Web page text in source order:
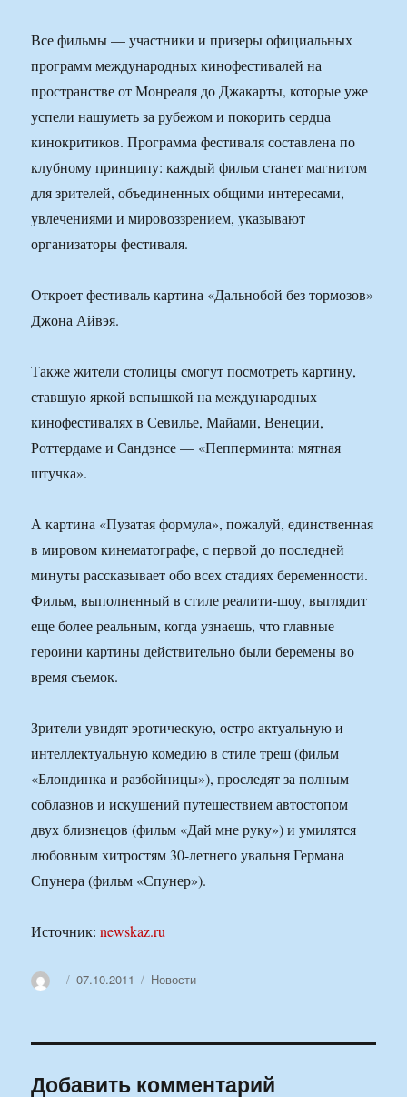
Все фильмы — участники и призеры официальных
программ международных кинофестивалей на
пространстве от Монреаля до Джакарты, которые уже
успели нашуметь за рубежом и покорить сердца
кинокритиков. Программа фестиваля составлена по
клубному принципу: каждый фильм станет магнитом
для зрителей, объединенных общими интересами,
увлечениями и мировоззрением, указывают
организаторы фестиваля.
Откроет фестиваль картина «Дальнобой без тормозов»
Джона Айвэя.
Также жители столицы смогут посмотреть картину,
ставшую яркой вспышкой на международных
кинофестивалях в Севилье, Майами, Венеции,
Роттердаме и Сандэнсе — «Пепперминта: мятная
штучка».
А картина «Пузатая формула», пожалуй, единственная
в мировом кинематографе, с первой до последней
минуты рассказывает обо всех стадиях беременности.
Фильм, выполненный в стиле реалити-шоу, выглядит
еще более реальным, когда узнаешь, что главные
героини картины действительно были беремены во
время съемок.
Зрители увидят эротическую, остро актуальную и
интеллектуальную комедию в стиле треш (фильм
«Блондинка и разбойницы»), проследят за полным
соблазнов и искушений путешествием автостопом
двух близнецов (фильм «Дай мне руку») и умилятся
любовным хитростям 30-летнего увальня Германа
Спунера (фильм «Спунер»).
Источник:newskaz.ru
АвторОпубликовано
07.10.2011 Рубрики
Новости
Добавить комментарий